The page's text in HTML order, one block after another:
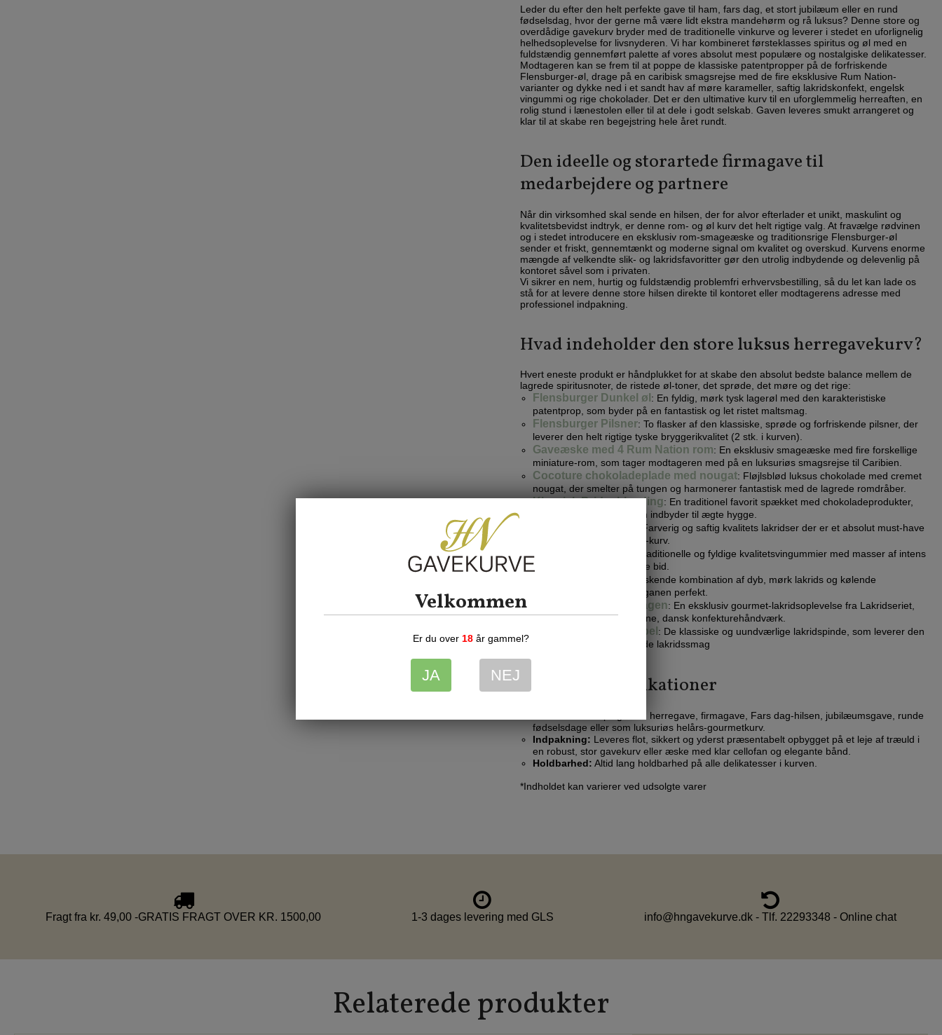
Leder du efter den helt perfekte gave til ham, fars dag, et stort jubilæum eller en rund
fødselsdag, hvor der gerne må være lidt ekstra mandehørm og rå luksus? Denne store og
overdådige gavekurv bryder med de traditionelle vinkurve og leverer i stedet en uforlignelig
helhedsoplevelse for livsnyderen. Vi har kombineret førsteklasses spiritus og øl med en
fuldstændig gennemført palette af vores absolut mest populære og nostalgiske delikatesser.
Modtageren kan se frem til at poppe de klassiske patentpropper på de forfriskende
Flensburger-øl, drage på en caribisk smagsrejse med de fire eksklusive Rum Nation-
varianter og dykke ned i et sandt hav af møre karameller, saftig lakridskonfekt, engelsk
vingummi og rige chokolader. Det er den ultimative kurv til en uforglemmelig herreaften, en
rolig stund i lænestolen eller til at dele i godt selskab. Gaven leveres smukt arrangeret og
klar til at skabe ren begejstring hele året rundt.
Den ideelle og storartede firmagave til
medarbejdere og partnere
Når din virksomhed skal sende en hilsen, der for alvor efterlader et unikt, maskulint og
kvalitetsbevidst indtryk, er denne rom- og øl kurv det helt rigtige valg. At fravælge rødvinen
og i stedet introducere en eksklusiv rom-smageæske og traditionsrige Flensburger-øl
sender et friskt, gennemtænkt og moderne signal om kvalitet og overskud. Kurvens enorme
mængde af velkendte slik- og lakridsfavoritter gør den utrolig indbydende og delevenlig på
kontoret såvel som i privaten.
Vi sikrer en nem, hurtig og fuldstændig problemfri erhvervsbestilling, så du let kan lade os
stå for at levere denne store hilsen direkte til kontoret eller modtagerens adresse med
professionel indpakning.
Hvad indeholder den store luksus herregavekurv?
Hvert eneste produkt er håndplukket for at skabe den absolut bedste balance mellem de
lagrede spiritusnoter, de ristede øl-toner, det sprøde, det møre og det rige:
Flensburger Dunkel øl : En fyldig, mørk tysk lagerøl med den karakteristiske
patentprop, som byder på en fantastisk og let ristet maltsmag.
Flensburger Pilsner: To flasker af den klassiske, sprøde og forfriskende pilsner, der
leverer den helt rigtige tyske bryggerikvalitet (2 stk. i kurven).
Gaveæske med 4 Rum Nation rom: En eksklusiv smageæske med fire forskellige
miniature-rom, som tager modtageren med på en luksuriøs smagsrejse til Caribien.
Cocoture chokoladeplade med nougat: Fløjlsblød luksus chokolade med cremet
nougat, der smelter på tungen og harmonerer fantastisk med de lagrede romdråber.
Klassisk Bridgeblanding: En traditionel favorit spækket med chokoladeprodukter,
nødder og marcipan, som indbyder til ægte hygge.
: Farverig og saftig kvalitets lakridser der er et absolut must-have
i enhver rigtig delikatesse-kurv.
Engelsk vingummi
: Traditionelle og fyldige kvalitetsvingummier med masser af intens
frugtsmag og det helt rette bid.
: En forfriskende kombination af dyb, mørk lakrids og kølende
myntesmag, som renser ganen perfekt.
Lakridseriet Copenhagen: En eksklusiv gourmet-lakridsoplevelse fra Lakridseriet,
der repræsenterer moderne, dansk konfekturehåndværk.
Lakridspinde fra Weibel : De klassiske og uundværlige lakridspinde, som leverer den
helt traditionelle og elskede lakridssmag
Tekniske specifikationer
Oplagt som herregave, firmagave, Fars dag-hilsen, jubilæumsgave, runde
fødselsdage eller som luksuriøs helårs-gourmetkurv.
Indpakning: Leveres flot, sikkert og yderst præsentabelt opbygget på et leje af træuld i
en robust, stor gavekurv eller æske med klar cellofan og elegante bånd.
Holdbarhed: Altid lang holdbarhed på alle delikatesser i kurven.
*Indholdet kan varierer ved udsolgte varer
Fragt fra kr. 49,00 -GRATIS FRAGT OVER KR. 1500,00 1-3 dages levering med GLS info@hngavekurve.dk - Tlf. 22293348 - Online chat
Relaterede produkter
Velkommen
Er du over 18 år gammel?
JA NEJ